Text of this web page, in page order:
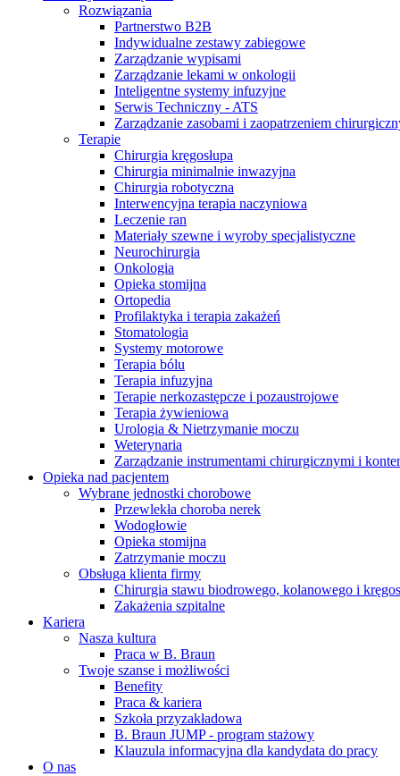
Katalog produktów
Znajdź produkt, którego szukasz. ​
Odwiedź katalog produktów B. Braun​
i poznaj nasze portfolio.
Global Job Market, aby znaleźć ​
interesujące oferty pracy
Skontaktuj się z nami. Znajdź swojego ​przedstawiciela
pomoże Ci dobrać odpowiednie​
rozwiązanie.
Rozwiązania
Partnerstwo B2B
Indywidualne zestawy zabiegowe
Zarządzanie wypisami
Zarządzanie lekami w onkologii
Inteligentne systemy infuzyjne
Serwis Techniczny - ATS
Zarządzanie zasobami i zaopatrzeniem
Terapie
Chirurgia kręgosłupa
Chirurgia minimalnie inwazyjna
Chirurgia robotyczna
Interwencyjna terapia naczyniowa
Leczenie ran
Materiały szewne i wyroby specjalistyczne
Neurochirurgia
Onkologia
Opieka stomijna
Ortopedia
Profilaktyka i terapia zakażeń
Stomatologia
Systemy motorowe
Terapia bólu
Terapia infuzyjna
Terapie nerkozastępcze i pozaustrojowe
Terapia żywieniowa
Urologia & Nietrzymanie moczu
Weterynaria
Zarządzanie instrumentami chirurgicznymi i
Opieka nad pacjentem
Wybrane jednostki chorobowe
Przewlekła choroba nerek
Wodogłowie
Opieka stomijna
Zatrzymanie moczu
Obsługa klienta firmy
Chirurgia stawu biodrowego, kolanowego i
Zakażenia szpitalne
Kariera
Nasza kultura
Praca w B. Braun
Twoje szanse i możliwości
Benefity
Praca & kariera
Szkoła przyzakładowa
B. Braun JUMP - program stażowy
Klauzula informacyjna dla kandydata do pracy
O nas